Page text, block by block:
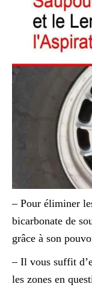
– Pour éliminer
bicarbonate de
grâce à son
– Il vous suffit
les zones en